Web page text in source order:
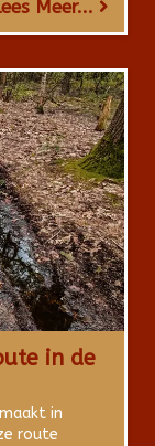
Meer...
in de
in
route